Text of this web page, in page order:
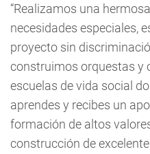
“Realizamos una
necesidades especiales,
proyecto sin
construimos orquestas y
escuelas de vida social
aprendes y recibes un
formación de altos
construcción de